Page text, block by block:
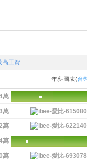
高工資
年薪圖表(台
萬
萬
萬
萬
萬